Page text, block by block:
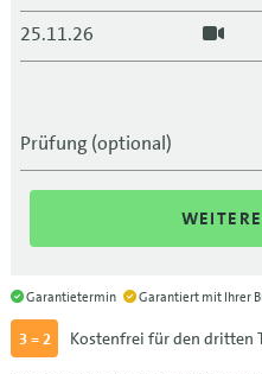
25.11.26
Prüfung (optional)
Garantietermin Garantiert mit Ihrer
3 = 2 Kostenfrei für den dritten